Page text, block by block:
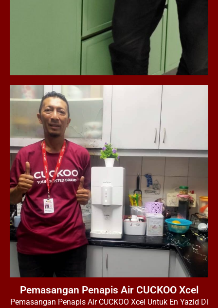
Pemasangan Penapis Air CUCKOO Xcel
Pemasangan Penapis Air CUCKOO Xcel Untuk En Yazid Di